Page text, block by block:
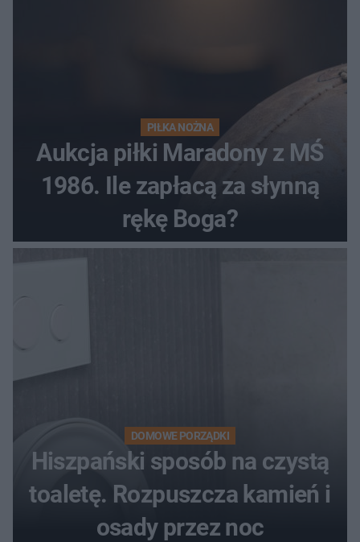
PIŁKA NOŻNA
Aukcja piłki Maradony z MŚ
1986. Ile zapłacą za słynną
rękę Boga?
DOMOWE PORZĄDKI
Hiszpański sposób na czystą
toaletę. Rozpuszcza kamień i
osady przez noc